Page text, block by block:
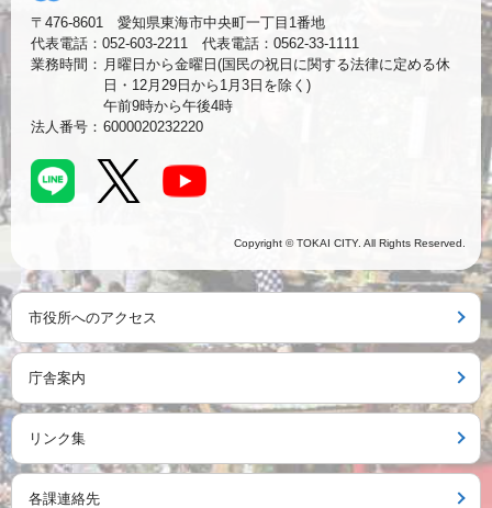
〒476-8601 愛知県東海市中央町一丁目1番地
代表電話：052-603-2211 代表電話：0562-33-1111
業務時間： 月曜日から金曜日(国民の祝日に関する法律に定める休
日・12月29日から1月3日を除く)
午前9時から午後4時
法人番号： 6000020232220
Copyright © TOKAI CITY. All Rights Reserved.
市役所へのアクセス
庁舎案内
リンク集
各課連絡先